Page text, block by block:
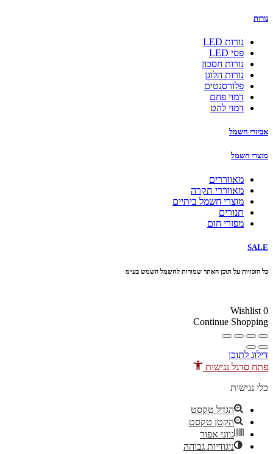
נורות
נורות LED
פסי LED
נורות חסכון
נורות הלוגן
פלורסנטים
דמוי פחם
דמוי להט
אביזרי חשמל
מוצרי חשמל
מאווררים
מאווררי תקרה
מוצרי חשמל ביתיים
תנורים
מפזרי חום
SALE
כל הזכויות על תוכן האתר שמורות לחשמל השמש בע״מ
Wishlist 0
Continue Shopping
דילוג לתוכן
פתח סרגל נגישות
כלי נגישות
הגדל טקסט
הקטן טקסט
גווני אפור
ניגודיות גבוהה